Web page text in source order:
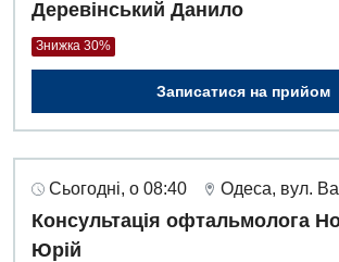
Акушерство і гінекологія
Алергологія, імунологія
Вакцинація
Відділення інтенсивної терапії
Терапевтичне відділення
Травматологічне відділення
Урологічне відділення
Хірургічне відділення
Швидка медична допомога
Деревінський Данило
Знижка 30%
Записатися на прийом
Сьогодні, о 08:40 Одеса, вул.
Консультація офтальмолога
Юрій